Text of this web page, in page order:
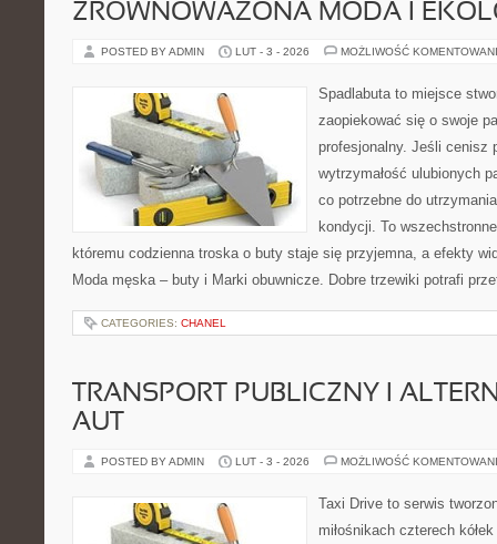
ZRÓWNOWAŻONA MODA I
POSTED BY ADMIN LUT - 3 - 2026 MOŻLIWOŚĆ
Spadlabuta to miejsce
zaopiekować się o swoje
profesjonalny. Jeśli cenisz
wytrzymałość ulubionych
co potrzebne do
kondycji. To
któremu codzienna troska o buty staje się przyjemna, a efekty
Moda męska – buty i Marki obuwnicze. Dobre trzewiki potrafi
CATEGORIES: CHANEL
TRANSPORT PUBLICZNY I
AUT
POSTED BY ADMIN LUT - 3 - 2026 MOŻLIWOŚĆ
Taxi Drive to serwis
miłośnikach czterech